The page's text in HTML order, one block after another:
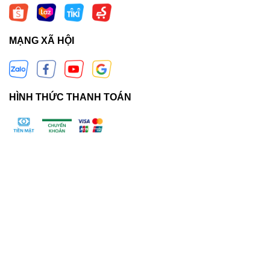
MẠNG XÃ HỘI
HÌNH THỨC THANH TOÁN